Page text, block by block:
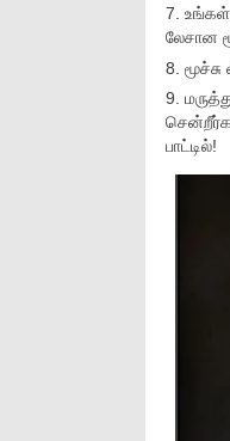
7. உங்கள்
லேசான
8.
9.
பாட்டில்!